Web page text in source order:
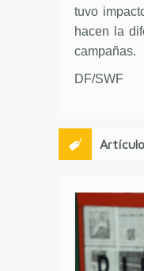
tuvo
hacen la
campañas.
DF/SWF